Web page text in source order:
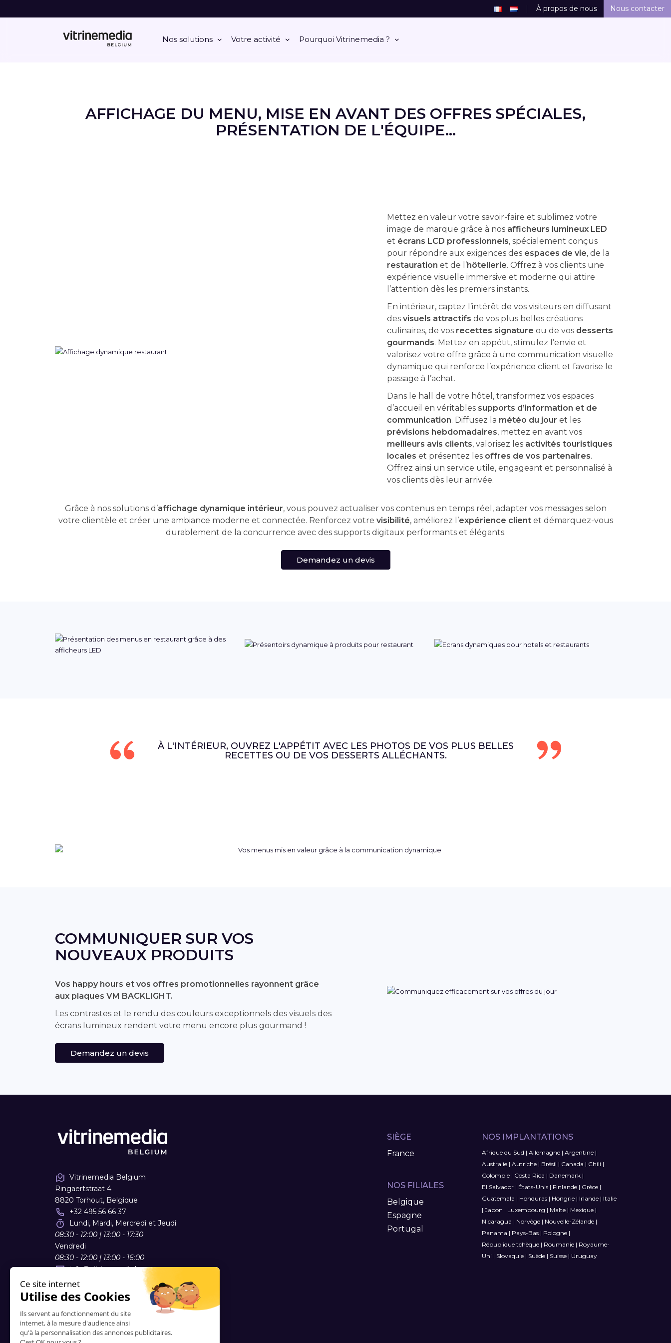
Nos solutions Votre activité Pourquoi Vitrinemedia ?
À propos de nous Nous contacter
AFFICHAGE DU MENU, MISE EN AVANT DES OFFRES SPÉCIALES,
PRÉSENTATION DE L'ÉQUIPE...
Mettez en valeur votre savoir-faire et sublimez votre
image de marque grâce à nos afficheurs lumineux LED
et écrans LCD professionnels, spécialement conçus
pour répondre aux exigences des espaces de vie, de la
restauration et de l’hôtellerie. Offrez à vos clients une
expérience visuelle immersive et moderne qui attire
l’attention dès les premiers instants.
En intérieur, captez l’intérêt de vos visiteurs en diffusant
des visuels attractifs de vos plus belles créations
culinaires, de vos recettes signature ou de vos desserts
gourmands. Mettez en appétit, stimulez l’envie et
valorisez votre offre grâce à une communication visuelle
dynamique qui renforce l’expérience client et favorise le
passage à l’achat.
Dans le hall de votre hôtel, transformez vos espaces
d’accueil en véritables supports d’information et de
communication. Diffusez la météo du jour et les
prévisions hebdomadaires, mettez en avant vos
meilleurs avis clients, valorisez les activités touristiques
locales et présentez les offres de vos partenaires.
Offrez ainsi un service utile, engageant et personnalisé à
vos clients dès leur arrivée.
Grâce à nos solutions d’affichage dynamique intérieur, vous pouvez actualiser vos contenus en temps réel, adapter vos messages selon
votre clientèle et créer une ambiance moderne et connectée. Renforcez votre visibilité, améliorez l’expérience clientet démarquez-vous
durablement de la concurrence avec des supports digitaux performants et élégants.
Demandez un devis
À L'INTÉRIEUR, OUVREZ L'APPÉTIT AVEC LES PHOTOS DE VOS PLUS BELLES
RECETTES OU DE VOS DESSERTS ALLÉCHANTS.
COMMUNIQUER SUR VOS
NOUVEAUX PRODUITS
Vos happy hours et vos offres promotionnelles rayonnent grâce
aux plaques VM BACKLIGHT.
Les contrastes et le rendu des couleurs exceptionnels des visuels des
écrans lumineux rendent votre menu encore plus gourmand !
Demandez un devis
Vitrinemedia Belgium
Ringaertstraat 4
8820 Torhout, Belgique
+32 495 56 66 37
Lundi, Mardi, Mercredi et Jeudi
08:30 - 12:00 | 13:00 - 17:30
Vendredi
08:30 - 12:00 | 13:00 - 16:00
info@vitrinemedia.be
SIÈGE
France
NOS FILIALES
Belgique
Espagne
Portugal
NOS IMPLANTATIONS
Afrique du Sud | Allemagne| Argentine|
Australie| Autriche| Brésil | Canada | Chili |
Colombie| Costa Rica | Danemark|
El Salvador| États-Unis| Finlande| Grèce|
Guatemala | Honduras| Hongrie| Irlande| Italie
| Japon | Luxembourg | Malte| Mexique|
Nicaragua | Norvège| Nouvelle-Zélande|
Panama | Pays-Bas| Pologne|
République tchèque| Roumanie| Royaume-
Uni | Slovaquie| Suède| Suisse| Uruguay